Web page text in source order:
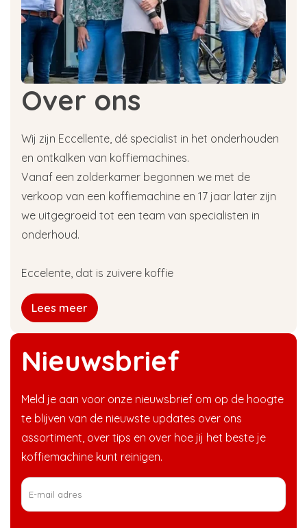
Nieuwsbrief
Meld je aan voor onze nieuwsbrief om op de hoogte
te blijven van de nieuwste updates over ons
assortiment, over tips en over hoe jij het beste je
koffiemachine kunt reinigen.
Over ons
Wij zijn Eccellente, dé specialist in het onderhouden
en ontkalken van koffiemachines.
Vanaf een zolderkamer begonnen we met de
verkoop van een koffiemachine en 17 jaar later zijn
we uitgegroeid tot een team van specialisten in
onderhoud.
Eccelente, dat is zuivere koffie
Lees meer